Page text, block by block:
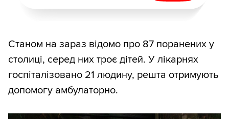
Станом на зараз відомо про 87 поранених у
столиці, серед них троє дітей. У лікарнях
госпіталізовано 21 людину, решта отримують
допомогу амбулаторно.